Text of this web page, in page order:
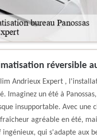
réversible
Andrieux Expert ,
un été à
insupportable. Avec une
agréable en été,
qui s'adapte aux